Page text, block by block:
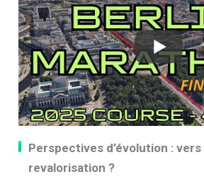
Perspectives d’évolution : vers
revalorisation ?